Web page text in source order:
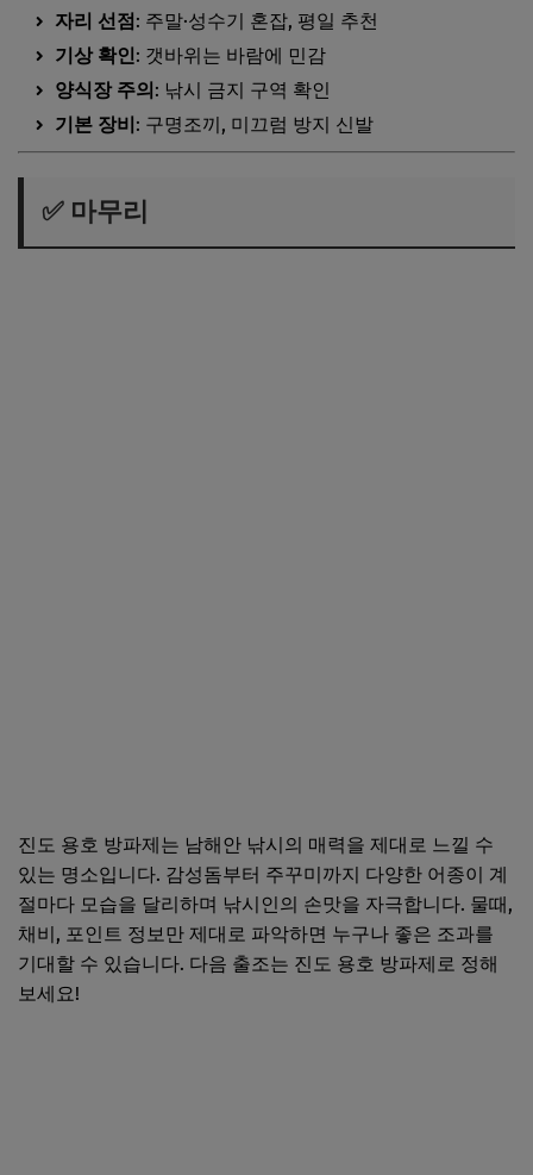
자리 선점: 주말·성수기 혼잡, 평일 추천
기상 확인: 갯바위는 바람에 민감
양식장 주의: 낚시 금지 구역 확인
기본 장비: 구명조끼, 미끄럼 방지 신발
✅ 마무리
진도 용호 방파제는 남해안 낚시의 매력을 제대로 느낄 수
있는 명소입니다. 감성돔부터 주꾸미까지 다양한 어종이 계
절마다 모습을 달리하며 낚시인의 손맛을 자극합니다. 물때,
채비, 포인트 정보만 제대로 파악하면 누구나 좋은 조과를
기대할 수 있습니다. 다음 출조는 진도 용호 방파제로 정해
보세요!